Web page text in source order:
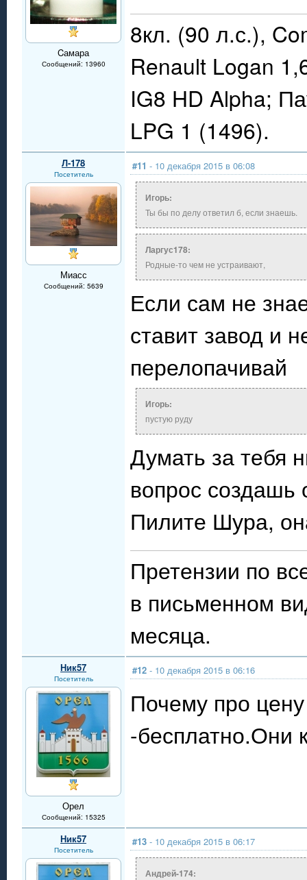
Cамара
Сообщений: 13960
8кл. (90 л.с.),
Renault Logan
IG8 HD Alpha;
LPG 1 (1496).
Л-178
Посетитель
Миасс
Сообщений: 5639
#11 - 10 декабря 2015 в 06:08
Игорь:
Ты бы по делу ответил б, если знаешь.
Ларгус178:
Родные-то чем не устраивают,
Если сам не
ставит завод и
перелопачивай
Игорь:
пустую руду
Думать за тебя
вопрос создашь
Пилите Шура,
Претензии по
в письменном
месяца.
Ник57
Посетитель
Орел
Сообщений: 15325
#12 - 10 декабря 2015 в 06:16
Почему про
-бесплатно.Они
Ник57
Посетитель
#13 - 10 декабря 2015 в 06:17
Андрей-174: